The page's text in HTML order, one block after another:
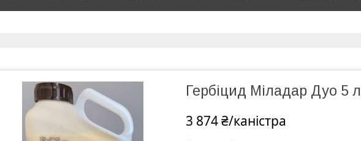
Гербіцид Міладар Дуо 5 л
3 874 ₴/каністра